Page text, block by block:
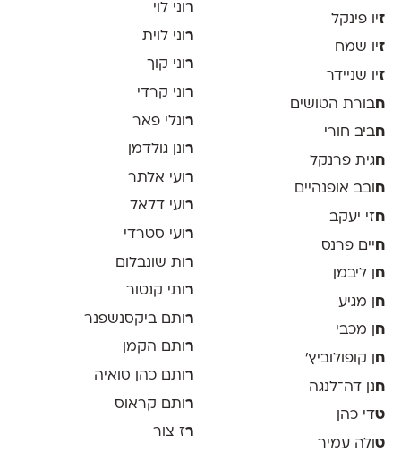
זיו פינקל
זיו שמח
זיו שניידר
חבורת הטושים
חביב חורי
ח גית פרנקל
חובב אופנהיים
חזי יעקב
חיים פרנס
ח
ן ליבמן
ח
ן מגיע
ח ן מכבי
ח
ן קופולוביץ'
חנן דה־לנגה
טדי כהן
טולה עמיר
רוני לוי
ר וני לוית
רוני קוך
ר וני קרדי
ר ונלי פאר
רונן גולדמן
ר ועי אלתר
רועי דלאל
ר ועי סטרדי
רות שונבלום
ר ותי קנטור
ר ותם ביקסנשפנר
רותם הקמן
ר ותם כהן סואיה
רותם קראוס
רז צור